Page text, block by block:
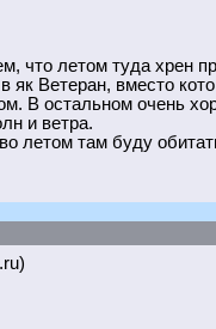
что летом туда хрен
Ветеран, вместо
В остальном очень
и ветра.
летом там буду